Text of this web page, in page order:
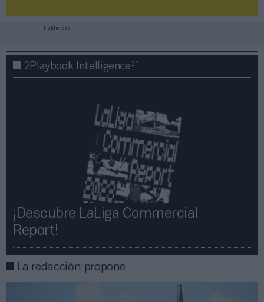
Publicidad
2Playbook Intelligence2P
¡Descubre LaLiga Commercial
Report!​​
La redacción propone